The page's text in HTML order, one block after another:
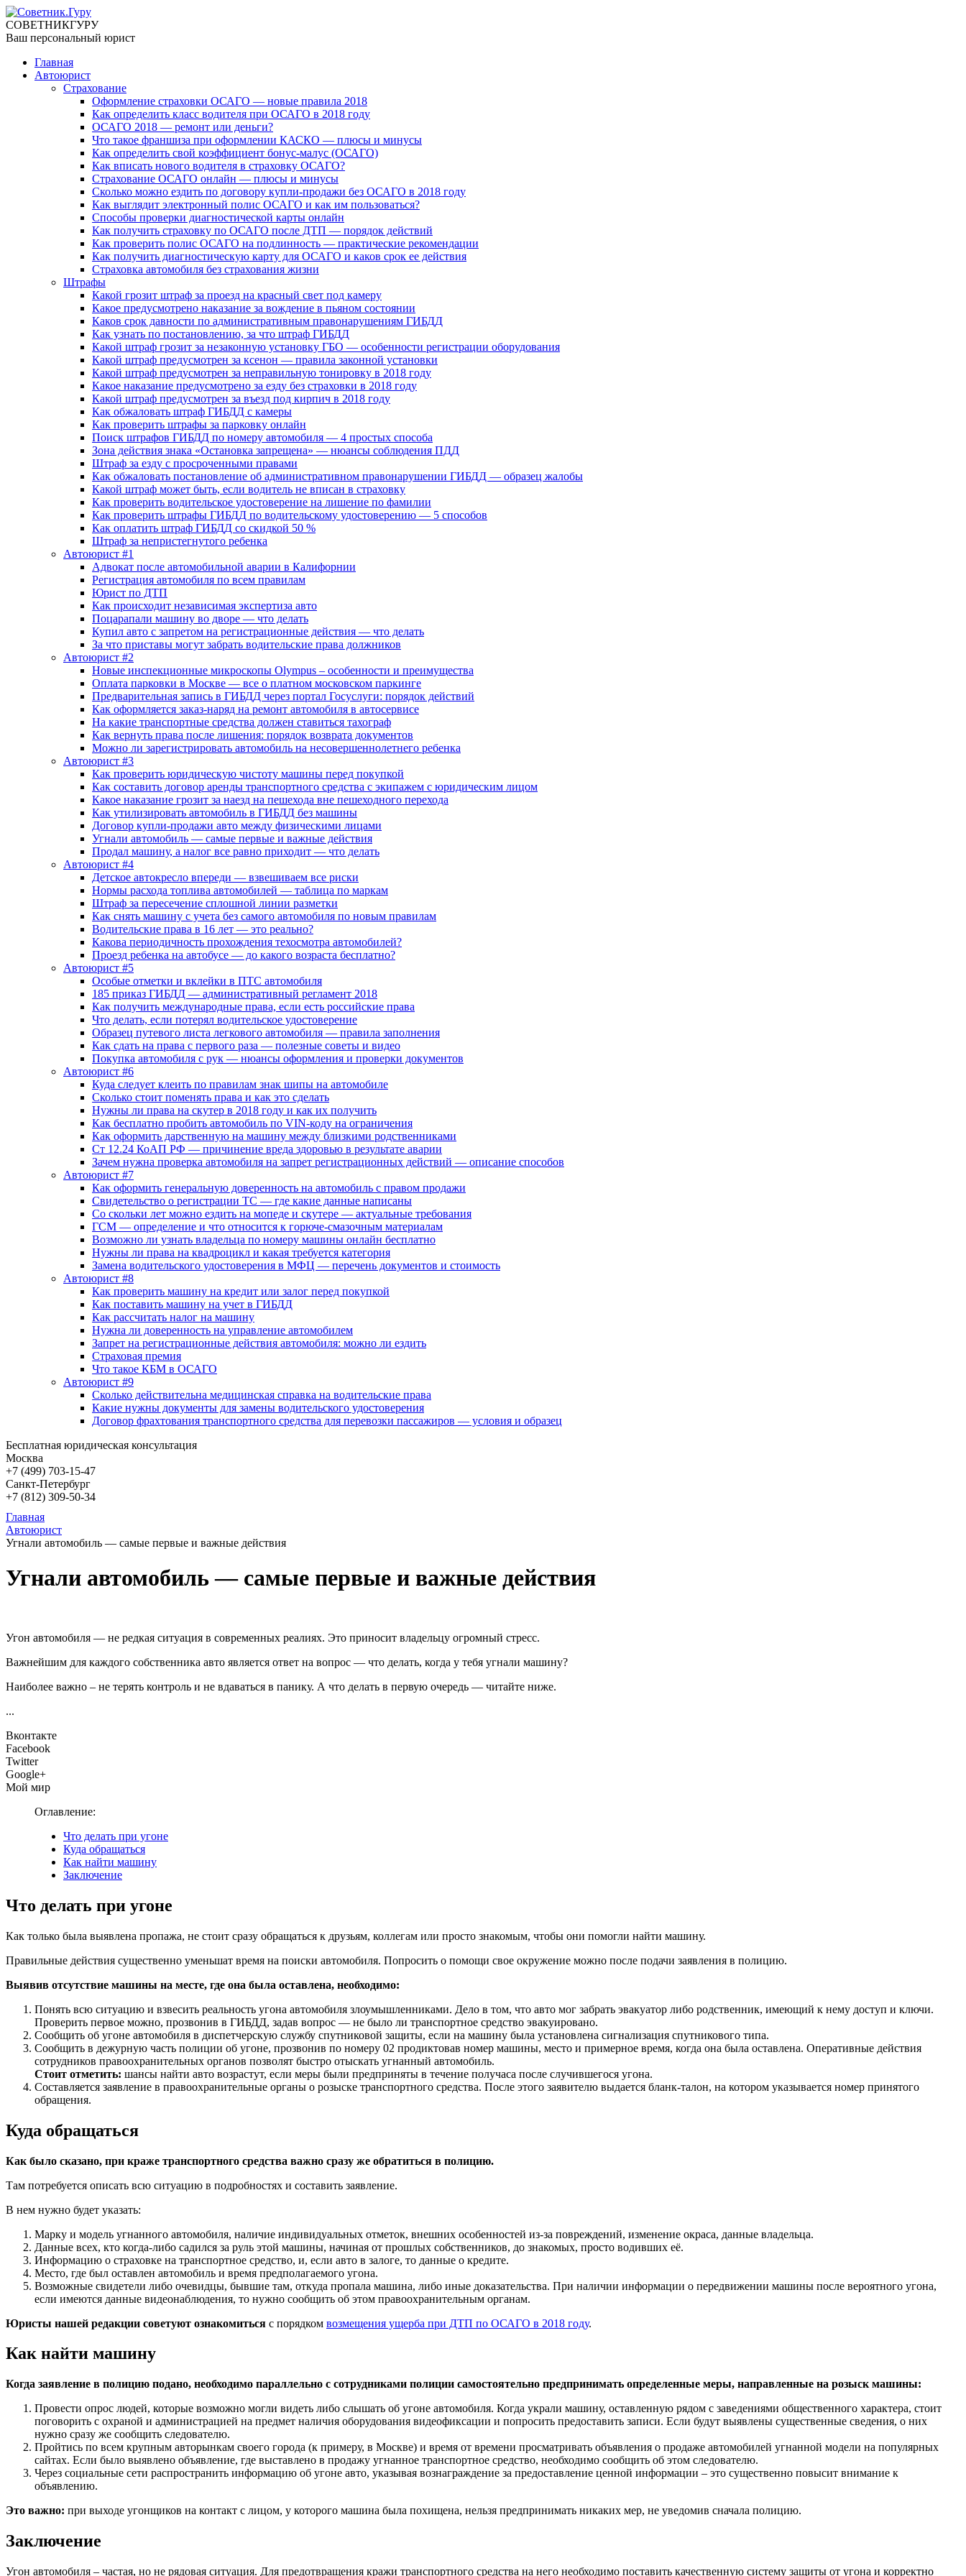
СОВЕТНИКГУРУ
Ваш персональный юрист
Главная
Автоюрист
Страхование
Оформление страховки ОСАГО — новые правила 2018
Как определить класс водителя при ОСАГО в 2018 году
ОСАГО 2018 — ремонт или деньги?
Что такое франшиза при оформлении КАСКО — плюсы и минусы
Как определить свой коэффициент бонус-малус (ОСАГО)
Как вписать нового водителя в страховку ОСАГО?
Страхование ОСАГО онлайн — плюсы и минусы
Сколько можно ездить по договору купли-продажи без ОСАГО в 2018 году
Как выглядит электронный полис ОСАГО и как им пользоваться?
Способы проверки диагностической карты онлайн
Как получить страховку по ОСАГО после ДТП — порядок действий
Как проверить полис ОСАГО на подлинность — практические рекомендации
Как получить диагностическую карту для ОСАГО и каков срок ее действия
Страховка автомобиля без страхования жизни
Штрафы
Какой грозит штраф за проезд на красный свет под камеру
Какое предусмотрено наказание за вождение в пьяном состоянии
Каков срок давности по административным правонарушениям ГИБДД
Как узнать по постановлению, за что штраф ГИБДД
Какой штраф грозит за незаконную установку ГБО — особенности регистрации оборудования
Какой штраф предусмотрен за ксенон — правила законной установки
Какой штраф предусмотрен за неправильную тонировку в 2018 году
Какое наказание предусмотрено за езду без страховки в 2018 году
Какой штраф предусмотрен за въезд под кирпич в 2018 году
Как обжаловать штраф ГИБДД с камеры
Как проверить штрафы за парковку онлайн
Поиск штрафов ГИБДД по номеру автомобиля — 4 простых способа
Зона действия знака «Остановка запрещена» — нюансы соблюдения ПДД
Штраф за езду с просроченными правами
Как обжаловать постановление об административном правонарушении ГИБДД — образец жалобы
Какой штраф может быть, если водитель не вписан в страховку
Как проверить водительское удостоверение на лишение по фамилии
Как проверить штрафы ГИБДД по водительскому удостоверению — 5 способов
Как оплатить штраф ГИБДД со скидкой 50 %
Штраф за непристегнутого ребенка
Автоюрист #1
Адвокат после автомобильной аварии в Калифорнии
Регистрация автомобиля по всем правилам
Юрист по ДТП
Как происходит независимая экспертиза авто
Поцарапали машину во дворе — что делать
Купил авто с запретом на регистрационные действия — что делать
За что приставы могут забрать водительские права должников
Автоюрист #2
Новые инспекционные микроскопы Olympus – особенности и преимущества
Оплата парковки в Москве — все о платном московском паркинге
Предварительная запись в ГИБДД через портал Госуслуги: порядок действий
Как оформляется заказ-наряд на ремонт автомобиля в автосервисе
На какие транспортные средства должен ставиться тахограф
Как вернуть права после лишения: порядок возврата документов
Можно ли зарегистрировать автомобиль на несовершеннолетнего ребенка
Автоюрист #3
Как проверить юридическую чистоту машины перед покупкой
Как составить договор аренды транспортного средства с экипажем с юридическим лицом
Какое наказание грозит за наезд на пешехода вне пешеходного перехода
Как утилизировать автомобиль в ГИБДД без машины
Договор купли-продажи авто между физическими лицами
Угнали автомобиль — самые первые и важные действия
Продал машину, а налог все равно приходит — что делать
Автоюрист #4
Детское автокресло впереди — взвешиваем все риски
Нормы расхода топлива автомобилей — таблица по маркам
Штраф за пересечение сплошной линии разметки
Как снять машину с учета без самого автомобиля по новым правилам
Водительские права в 16 лет — это реально?
Какова периодичность прохождения техосмотра автомобилей?
Проезд ребенка на автобусе — до какого возраста бесплатно?
Автоюрист #5
Особые отметки и вклейки в ПТС автомобиля
185 приказ ГИБДД — административный регламент 2018
Как получить международные права, если есть российские права
Что делать, если потерял водительское удостоверение
Образец путевого листа легкового автомобиля — правила заполнения
Как сдать на права с первого раза — полезные советы и видео
Покупка автомобиля с рук — нюансы оформления и проверки документов
Автоюрист #6
Куда следует клеить по правилам знак шипы на автомобиле
Сколько стоит поменять права и как это сделать
Нужны ли права на скутер в 2018 году и как их получить
Как бесплатно пробить автомобиль по VIN-коду на ограничения
Как оформить дарственную на машину между близкими родственниками
Ст 12.24 КоАП РФ — причинение вреда здоровью в результате аварии
Зачем нужна проверка автомобиля на запрет регистрационных действий — описание способов
Автоюрист #7
Как оформить генеральную доверенность на автомобиль с правом продажи
Свидетельство о регистрации ТС — где какие данные написаны
Со скольки лет можно ездить на мопеде и скутере — актуальные требования
ГСМ — определение и что относится к горюче-смазочным материалам
Возможно ли узнать владельца по номеру машины онлайн бесплатно
Нужны ли права на квадроцикл и какая требуется категория
Замена водительского удостоверения в МФЦ — перечень документов и стоимость
Автоюрист #8
Как проверить машину на кредит или залог перед покупкой
Как поставить машину на учет в ГИБДД
Как рассчитать налог на машину
Нужна ли доверенность на управление автомобилем
Запрет на регистрационные действия автомобиля: можно ли ездить
Страховая премия
Что такое КБМ в ОСАГО
Автоюрист #9
Сколько действительна медицинская справка на водительские права
Какие нужны документы для замены водительского удостоверения
Договор фрахтования транспортного средства для перевозки пассажиров — условия и образец
Бесплатная юридическая консультация
Москва
+7 (499) 703-15-47
Санкт-Петербург
+7 (812) 309-50-34
Главная
Автоюрист
Угнали автомобиль — самые первые и важные действия
Угнали автомобиль — самые первые и важные действия
Угон автомобиля — не редкая ситуация в современных реалиях. Это приносит владельцу огромный стресс.
Важнейшим для каждого собственника авто является ответ на вопрос — что делать, когда у тебя угнали машину?
Наиболее важно – не терять контроль и не вдаваться в панику. А что делать в первую очередь — читайте ниже.
...
Вконтакте
Facebook
Twitter
Google+
Мой мир
Оглавление:
Что делать при угоне
Куда обращаться
Как найти машину
Заключение
Что делать при угоне
Как только была выявлена пропажа, не стоит сразу обращаться к друзьям, коллегам или просто знакомым, чтобы они помогли найти машину.
Правильные действия существенно уменьшат время на поиски автомобиля. Попросить о помощи свое окружение можно после подачи заявления в полицию.
Выявив отсутствие машины на месте, где она была оставлена, необходимо:
Понять всю ситуацию и взвесить реальность угона автомобиля злоумышленниками. Дело в том, что авто мог забрать эвакуатор либо родственник, имеющий к нему доступ и ключи.
Проверить первое можно, прозвонив в ГИБДД, задав вопрос — не было ли транспортное средство эвакуировано.
Сообщить об угоне автомобиля в диспетчерскую службу спутниковой защиты, если на машину была установлена сигнализация спутникового типа.
Сообщить в дежурную часть полиции об угоне, прозвонив по номеру 02 продиктовав номер машины, место и примерное время, когда она была оставлена. Оперативные действия
сотрудников правоохранительных органов позволят быстро отыскать угнанный автомобиль.
Стоит отметить: шансы найти авто возрастут, если меры были предприняты в течение получаса после случившегося угона.
Составляется заявление в правоохранительные органы о розыске транспортного средства. После этого заявителю выдается бланк-талон, на котором указывается номер принятого
обращения.
Куда обращаться
Как было сказано, при краже транспортного средства важно сразу же обратиться в полицию.
Там потребуется описать всю ситуацию в подробностях и составить заявление.
В нем нужно будет указать:
Марку и модель угнанного автомобиля, наличие индивидуальных отметок, внешних особенностей из-за повреждений, изменение окраса, данные владельца.
Данные всех, кто когда-либо садился за руль этой машины, начиная от прошлых собственников, до знакомых, просто водивших её.
Информацию о страховке на транспортное средство, и, если авто в залоге, то данные о кредите.
Место, где был оставлен автомобиль и время предполагаемого угона.
Возможные свидетели либо очевидцы, бывшие там, откуда пропала машина, либо иные доказательства. При наличии информации о передвижении машины после вероятного угона,
если имеются данные видеонаблюдения, то нужно сообщить об этом правоохранительным органам.
Юристы нашей редакции советуют ознакомиться с порядком возмещения ущерба при ДТП по ОСАГО в 2018 году.
Как найти машину
Когда заявление в полицию подано, необходимо параллельно с сотрудниками полиции самостоятельно предпринимать определенные меры, направленные на розыск машины:
Провести опрос людей, которые возможно могли видеть либо слышать об угоне автомобиля. Когда украли машину, оставленную рядом с заведениями общественного характера, стоит
поговорить с охраной и администрацией на предмет наличия оборудования видеофиксации и попросить предоставить записи. Если будут выявлены существенные сведения, о них
нужно сразу же сообщить следователю.
Пройтись по всем крупным авторынкам своего города (к примеру, в Москве) и время от времени просматривать объявления о продаже автомобилей угнанной модели на популярных
сайтах. Если было выявлено объявление, где выставлено в продажу угнанное транспортное средство, необходимо сообщить об этом следователю.
Через социальные сети распространить информацию об угоне авто, указывая вознаграждение за предоставление ценной информации – это существенно повысит внимание к
объявлению.
Это важно: при выходе угонщиков на контакт с лицом, у которого машина была похищена, нельзя предпринимать никаких мер, не уведомив сначала полицию.
Заключение
Угон автомобиля – частая, но не рядовая ситуация. Для предотвращения кражи транспортного средства на него необходимо поставить качественную систему защиты от угона и корректно